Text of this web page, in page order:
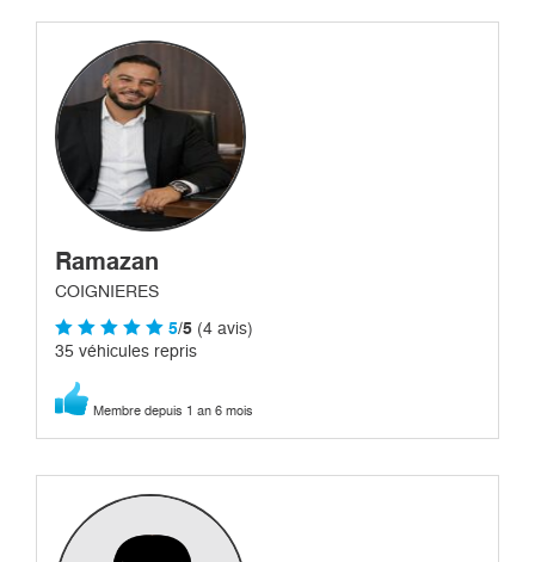
Ramazan
COIGNIERES
5/5 (4 avis)
35 véhicules repris
Membre depuis 1 an 6 mois